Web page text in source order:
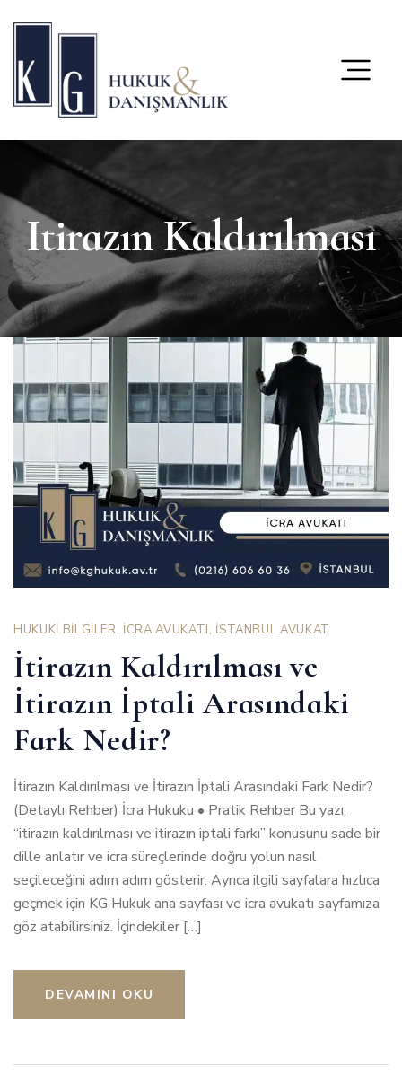
Itirazın Kaldırılması
HUKUKİ BİLGİLER, İCRA AVUKATI, İSTANBUL AVUKAT
İtirazın Kaldırılması ve
İtirazın İptali Arasındaki
Fark Nedir?
İtirazın Kaldırılması ve İtirazın İptali Arasındaki Fark Nedir?
(Detaylı Rehber) İcra Hukuku • Pratik Rehber Bu yazı,
“itirazın kaldırılması ve itirazın iptali farkı” konusunu sade bir
dille anlatır ve icra süreçlerinde doğru yolun nasıl
seçileceğini adım adım gösterir. Ayrıca ilgili sayfalara hızlıca
geçmek için KG Hukuk ana sayfası ve icra avukatı sayfamıza
göz atabilirsiniz. İçindekiler […]
DEVAMINI OKU